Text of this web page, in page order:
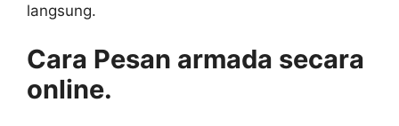
langsung.
Cara Pesan armada secara
online.